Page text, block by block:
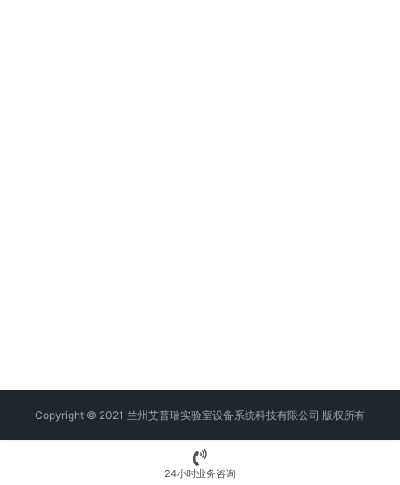
Copyright © 2021 兰州艾普瑞实验室设备系统科技有限公司 版权所有
24小时业务咨询